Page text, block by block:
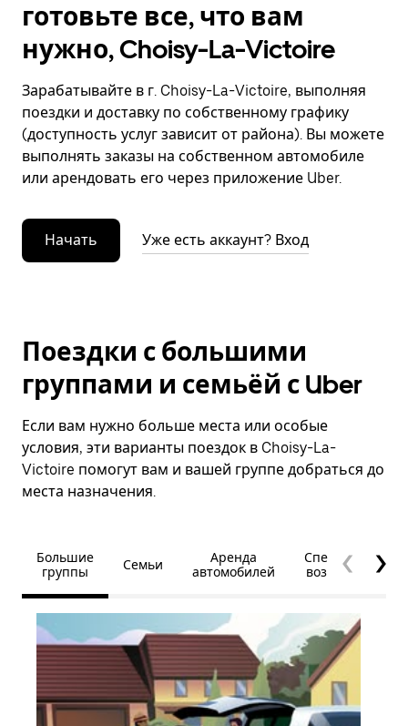
готовьте все, что вам
нужно, Choisy-La-Victoire
Зарабатывайте в г. Choisy-La-Victoire, выполняя
поездки и доставку по собственному графику
(доступность услуг зависит от района). Вы можете
выполнять заказы на собственном автомобиле
или арендовать его через приложение Uber.
Начать Уже есть аккаунт? Вход
Поездки с большими
группами и семьёй с Uber
Если вам нужно больше места или особые
условия, эти варианты поездок в Choisy-La-
Victoire помогут вам и вашей группе добраться до
места назначения.
Большие
группы
Семьи
Аренда
автомобилей
Специальные
возможности